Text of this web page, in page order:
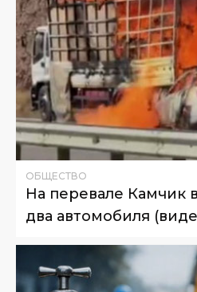
ОБЩЕСТВО
На перевале Камчик
два автомобиля